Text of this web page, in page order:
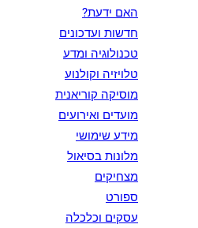
האם ידעת?
חדשות ועדכונים
טכנולוגיה ומדע
טלויזיה וקולנוע
מוסיקה קוריאנית
מועדים ואירועים
מידע שימושי
מלונות בסיאול
מצחיקים
ספורט
עסקים וכלכלה